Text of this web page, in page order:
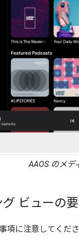
AAOS のメデ
ビューの
項に注意してくださ